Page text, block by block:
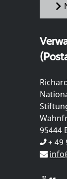
95444
+ 49